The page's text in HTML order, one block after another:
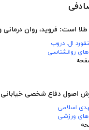
است: فروید، روان‌ درمانی و
ال. دروب
روانشناسی
اصول دفاع شخصی خیابانی
اسلامی
ورزشی